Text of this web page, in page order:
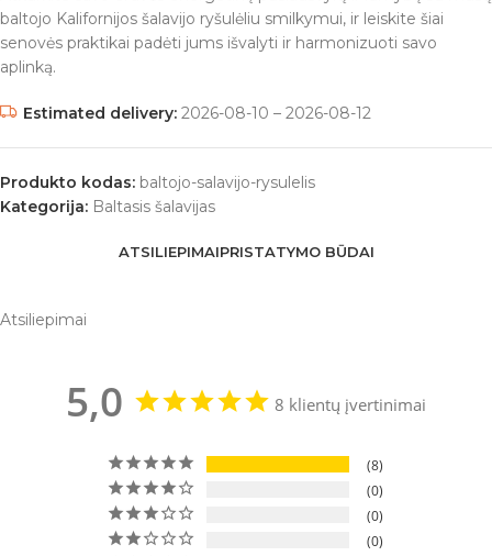
baltojo Kalifornijos šalavijo ryšulėliu smilkymui, ir leiskite šiai
senovės praktikai padėti jums išvalyti ir harmonizuoti savo
aplinką.
Estimated delivery: 2026-08-10 – 2026-08-12
Produkto kodas: baltojo-salavijo-rysulelis
Kategorija: Baltasis šalavijas
ATSILIEPIMAIPRISTATYMO BŪDAI
Atsiliepimai
5,0 8 klientų įvertinimai
8
0
0
0